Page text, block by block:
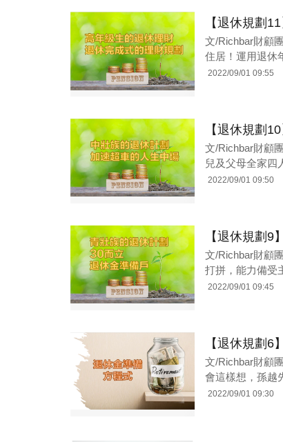
【退休規劃
文/Richbar財顧
住居！運用退休
2022/09/01 09:55
【退休規劃
文/Richbar財顧
兒及父母全家四
2022/09/01 09:50
【退休規劃
文/Richbar財顧
打拼，能力備受
2022/09/01 09:45
【退休規劃
文/Richbar財顧
會這樣想，孫越
2022/09/01 09:30